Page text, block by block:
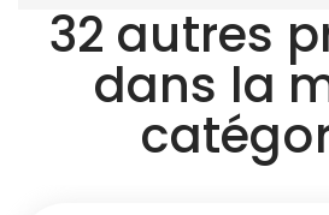
32 autres
dans la